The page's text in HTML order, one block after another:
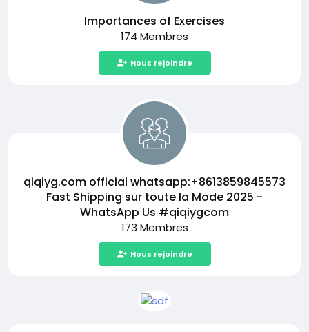
Importances of Exercises
174 Membres
Nous rejoindre
qiqiyg.com official whatsapp:+8613859845573
Fast Shipping sur toute la Mode 2025 -
WhatsApp Us #qiqiygcom
173 Membres
Nous rejoindre